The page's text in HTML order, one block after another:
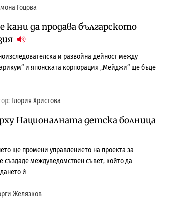
Гоцова
да продава българското
и развойна дейност между
и японската корпорация „Мейджи“ ще бъде
Глория Христова
Националната детска болница
ще промени управлението на проекта за
създаде междуведомствен съвет, който да
ѝ
Желязков